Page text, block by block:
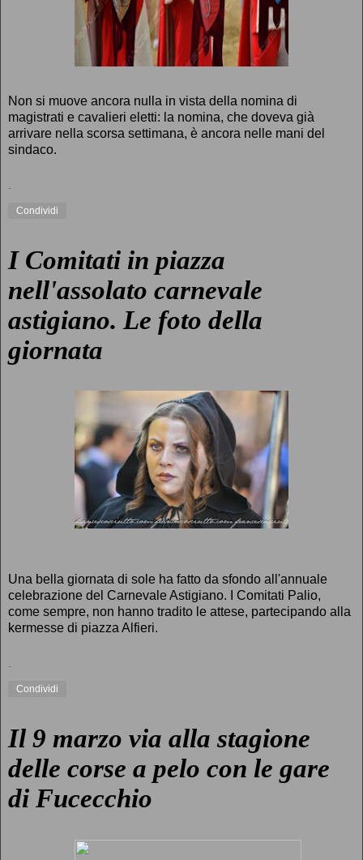
Non si muove ancora nulla in vista della nomina di
magistrati e cavalieri eletti: la nomina, che doveva già
arrivare nella scorsa settimana, è ancora nelle mani del
sindaco.
Condividi
I Comitati in piazza
nell'assolato carnevale
astigiano. Le foto della
giornata
Una bella giornata di sole ha fatto da sfondo all'annuale
celebrazione del Carnevale Astigiano. I Comitati Palio,
come sempre, non hanno tradito le attese, partecipando alla
kermesse di piazza Alfieri.
Condividi
Il 9 marzo via alla stagione
delle corse a pelo con le gare
di Fucecchio